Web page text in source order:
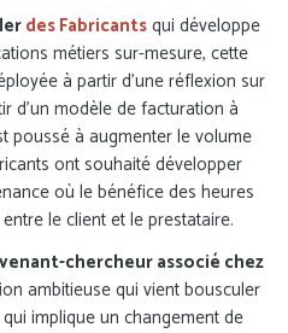
des Fabricantsqui développe
métiers sur-mesure, cette
à partir d’une réflexion sur
d’un modèle de facturation à
poussé à augmenter le volume
ont souhaité développer
où le bénéfice des heures
le client et le prestataire.
chercheur associé chez
ambitieuse qui vient bousculer
implique un changement de